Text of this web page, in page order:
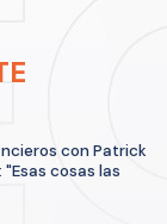
con Patrick
cosas las